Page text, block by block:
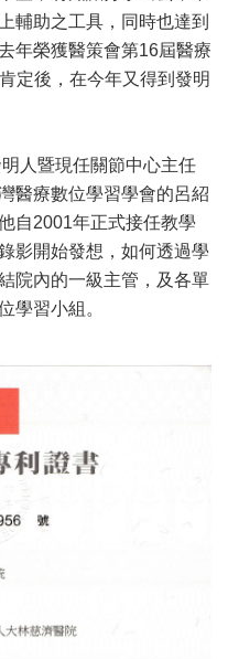
輔助之工具，同時也達到
年榮獲醫策會第16屆醫療
定後，在今年又得到發明
人暨現任關節中心主任
醫療數位學習學會的呂紹
自2001年正式接任教學
影開始發想，如何透過學
院內的一級主管，及各單
學習小組。